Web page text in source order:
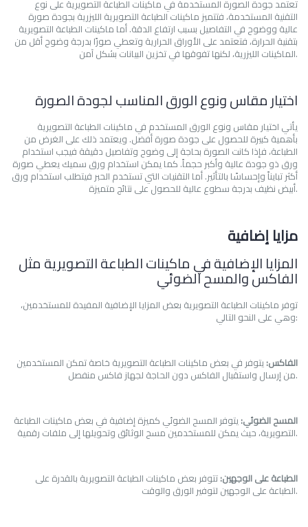
تعتمد جودة الصورة المستخدمة في ماكينات الطباعة التصويرية على نوع
التقنية المستخدمة، فتتميز ماكينات الطباعة التصويرية الليزرية بجودة صورة
عالية ووضوح في التفاصيل بسبب ارتفاع الدقة. أما ماكينات الطباعة التصويرية
بتقنية الحرارة، فتعتمد على الأوراق الحرارية وتعطي صورًا بدرجة وضوح أقل من
الماكينات الليزرية، لكنها تفوقها في تخزين البيانات بشكل آمن.
اختيار مقاس ونوع الورق المناسب لجودة الصورة
يأتي اختيار مقاس ونوع الورق المستخدم في ماكينات الطباعة التصويرية
بأهمية كبيرة للحصول على جودة صورة أفضل. ويعتمد ذلك على الغرض من
الطباعة، فإذا كانت الصورة بحاجة إلى وضوح وتفاصيل دقيقة فيجب استخدام
ورق ذو جودة عالية وأكبر حجماً. كما يمكن استخدام ورق سميك يعطي صورة
أكثر تبايناً وإحساسًا بالتأثير. أما التقنيات التي تستخدم الحبر فيتطلب استخدام ورق
أبيض نظيف بدرجة سطوع عالية للحصول على نتائج متميزة.
مزايا إضافية
المزايا الإضافية في ماكينات الطباعة التصويرية مثل
الفاكس والمسح الضوئي
توفر ماكينات الطباعة التصويرية بعض المزايا الإضافية المفيدة للمستخدمين،
وهي على النحو التالي:
الفاكس:يتوفر في بعض ماكينات الطباعة التصويرية خاصة تمكن المستخدمين
من إرسال واستقبال الفاكس دون الحاجة لجهاز فاكس منفصل.
المسح الضوئي:يتوفر المسح الضوئي كميزة إضافية في بعض ماكينات الطباعة
التصويرية، حيث يمكن للمستخدمين مسح الوثائق وتحويلها إلى ملفات رقمية.
الطباعة على الوجهين:تتوفر بعض ماكينات الطباعة التصويرية بالقدرة على
الطباعة على الوجهين لتوفير الورق والوقت.